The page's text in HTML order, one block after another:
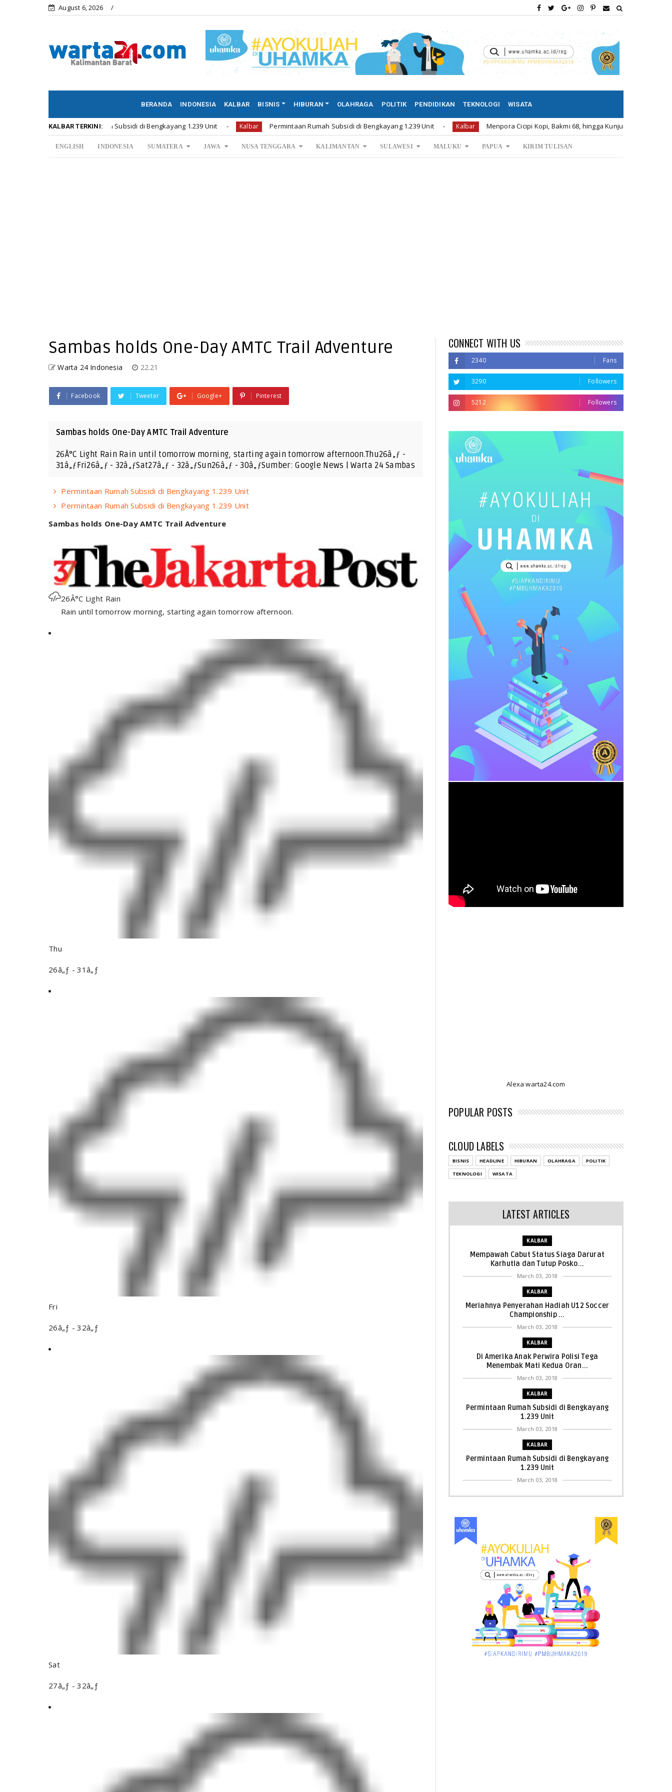
August 6, 2026
BERANDA INDONESIA KALBAR BISNIS HIBURAN OLAHRAGA POLITIK PENDIDIKAN TEKNOLOGI WISATA
KALBAR TERKINI:
Permintaan Rumah Subsidi di Bengkayang 1.239 Unit Kalbar Permintaan Rumah Subsidi di Bengkayang 1.239 Unit Kalbar Menpora Cicipi Kopi, Bakmi 68, hingga Kunjungi SCC di Singkawang
ENGLISH INDONESIA SUMATERA JAWA NUSA TENGGARA KALIMANTAN SULAWESI MALUKU PAPUA KIRIM TULISAN
Sambas holds One-Day AMTC Trail Adventure
Warta 24 Indonesia 22.21
Facebook Tweeter Google+ Pinterest
Sambas holds One-Day AMTC Trail Adventure
26Â°C Light Rain Rain until tomorrow morning, starting again tomorrow afternoon.Thu26â„ƒ -
31â„ƒFri26â„ƒ - 32â„ƒSat27â„ƒ - 32â„ƒSun26â„ƒ - 30â„ƒSumber: Google News | Warta 24 Sambas
Permintaan Rumah Subsidi di Bengkayang 1.239 Unit
Permintaan Rumah Subsidi di Bengkayang 1.239 Unit
Sambas holds One-Day AMTC Trail Adventure
26Â°C Light Rain
Rain until tomorrow morning, starting again tomorrow afternoon.
Thu
26â„ƒ - 31â„ƒ
Fri
26â„ƒ - 32â„ƒ
Sat
27â„ƒ - 32â„ƒ
CONNECT WITH US
2340 Fans
3290 Followers
5212 Followers
Alexa warta24.com
POPULAR POSTS
CLOUD LABELS
BISNIS HEADLINE HIBURAN OLAHRAGA
POLITIK
TEKNOLOGI
WISATA
LATEST ARTICLES
KALBAR
Mempawah Cabut Status Siaga Darurat
Karhutla dan Tutup Posko...
March 03, 2018
KALBAR
Meriahnya Penyerahan Hadiah U12 Soccer
Championship ...
March 03, 2018
KALBAR
Di Amerika Anak Perwira Polisi Tega
Menembak Mati Kedua Oran...
March 03, 2018
KALBAR
Permintaan Rumah Subsidi di Bengkayang
1.239 Unit
March 03, 2018
KALBAR
Permintaan Rumah Subsidi di Bengkayang
1.239 Unit
March 03, 2018
KALBAR
KALBAR
Orangutan Masuk ke Asrama Mahasiswi
STAI Al-Haudl Ketapang ....
March 02, 2018
KALBAR
Menelisik Pemadam Kebakaran Swasta di
Pontianak, Bukti ...
March 02, 2018
KALBAR